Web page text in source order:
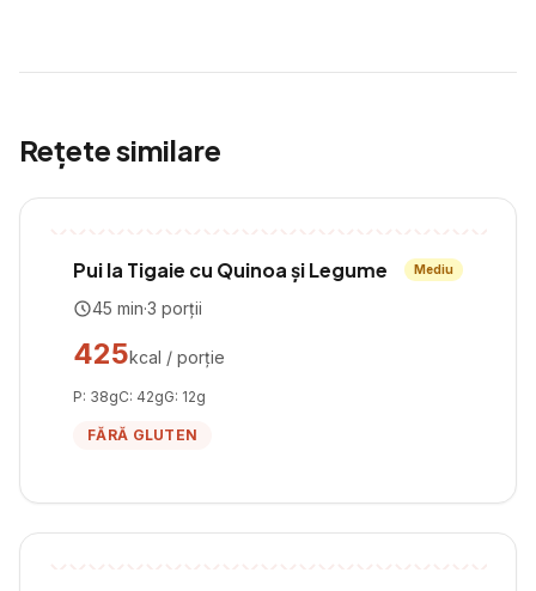
Rețete similare
Pui la Tigaie cu Quinoa și Legume Mediu
45 min·3 porții
425kcal / porție
P: 38gC: 42gG: 12g
FĂRĂ GLUTEN